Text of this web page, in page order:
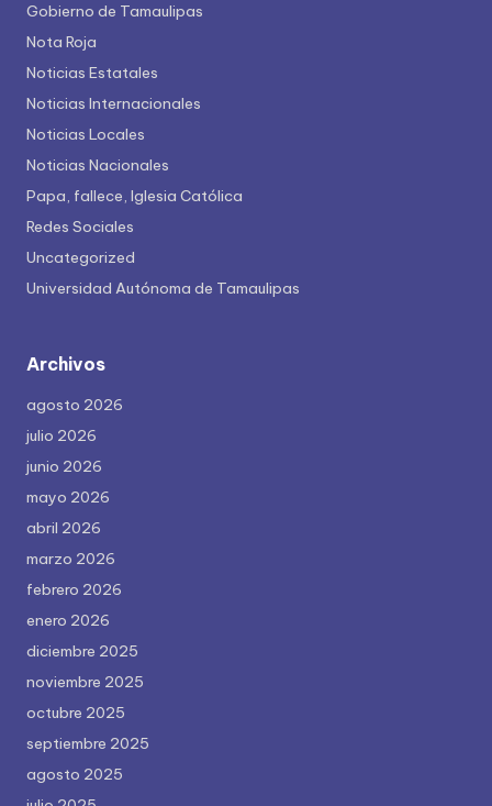
Gobierno de Tamaulipas
Nota Roja
Noticias Estatales
Noticias Internacionales
Noticias Locales
Noticias Nacionales
Papa, fallece, Iglesia Católica
Redes Sociales
Uncategorized
Universidad Autónoma de Tamaulipas
Archivos
agosto 2026
julio 2026
junio 2026
mayo 2026
abril 2026
marzo 2026
febrero 2026
enero 2026
diciembre 2025
noviembre 2025
octubre 2025
septiembre 2025
agosto 2025